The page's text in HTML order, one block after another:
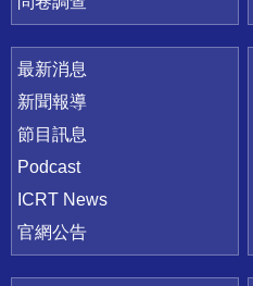
最新消息
新聞報導
節目訊息
Podcast
ICRT News
官網公告